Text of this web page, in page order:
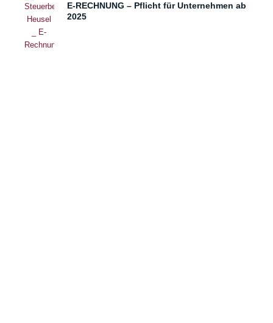
E-RECHNUNG – Pflicht für Unternehmen ab
2025